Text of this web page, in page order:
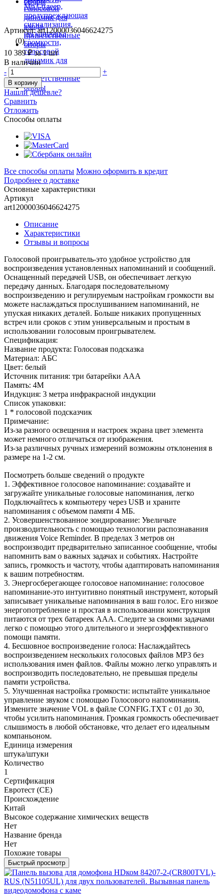
Артикул: art12000036046624275
(0)
10 389 ₽за 1 шт
В наличии
-
+
В корзину
Нашли дешевле?
Сравнить
Отложить
Способы оплаты
Все способы оплаты Можно оформить в кредит
Подробнее о доставке
Основные характеристики
Артикул
art12000036046624275
Описание
Характеристики
Отзывы и вопросы
Голосовой проигрыватель-это удобное устройство для
воспроизведения установленных напоминаний и сообщений.
Оснащенный передачей USB, он обеспечивает легкую
передачу данных. Благодаря последовательному
воспроизведению и регулируемым настройкам громкости вы
можете наслаждаться прослушиванием напоминаний, не
упуская никаких деталей. Больше никаких пропущенных
встреч или сроков с этим универсальным и простым в
использовании голосовым проигрывателем.
Спецификация:
Название продукта: Голосовая подсказка
Материал: АБС
Цвет: белый
Источник питания: три батарейки ААА
Память: 4M
Индукция: 3 метра инфракрасной индукции
Список упаковки:
1 * голосовой подсказчик
Примечание:
Из-за разного освещения и настроек экрана цвет элемента
может немного отличаться от изображения.
Из-за различных ручных измерений возможны отклонения в
размере на 1-2 см.
Посмотреть больше сведений о продукте
1. Эффективное голосовое напоминание: создавайте и
загружайте уникальные голосовые напоминания, легко
Подключайтесь к компьютеру через USB и храните
напоминания с объемом памяти 4 МБ.
2. Усовершенствованное зондирование: Увеличьте
производительность с помощью технологии распознавания
движения Voice Reminder. В пределах 3 метров он
воспроизводит предварительно записанное сообщение, чтобы
напомнить вам о важных задачах и событиях. Настройте
запись, громкость и частоту, чтобы адаптировать напоминания
к вашим потребностям.
3. Энергосберегающее голосовое напоминание: голосовое
напоминание-это интуитивно понятный инструмент, который
записывает уникальные напоминания в ваш голос. Его низкое
энергопотребление и простая в использовании конструкция
питаются от трех батареек AAA. Следите за своими задачами
легко с помощью этого длительного и энергоэффективного
помощи памяти.
4. Бесшовное воспроизведение голоса: Наслаждайтесь
воспроизведением нескольких голосовых файлов MP3 без
использования имен файлов. Файлы можно легко управлять и
воспроизводить последовательно, не превышая пределы
памяти устройства.
5. Улучшенная настройка громкости: испытайте уникальное
управление звуком с помощью Голосового напоминания.
Измените значение VOL в файле CONFIG.TXT с 01 до 30,
чтобы усилить напоминания. Громкая громкость обеспечивает
слышимость в любой обстановке, что делает его идеальным
компаньоном.
Единица измерения
штука/штуки
Количество
1
Сертификация
Евротест (СЕ)
Происхождение
Китай
Высокое содержание химических веществ
Нет
Название бренда
Нет
Похожие товары
Быстрый просмотр